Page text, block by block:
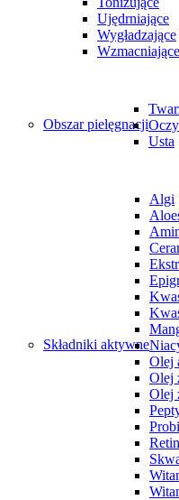
Ujędrniające
Wygładzające
Wzmacniające
Obszar pielęgnacjiOczy
Usta
Składniki aktywne
Algi
Olej
Olej
Olej